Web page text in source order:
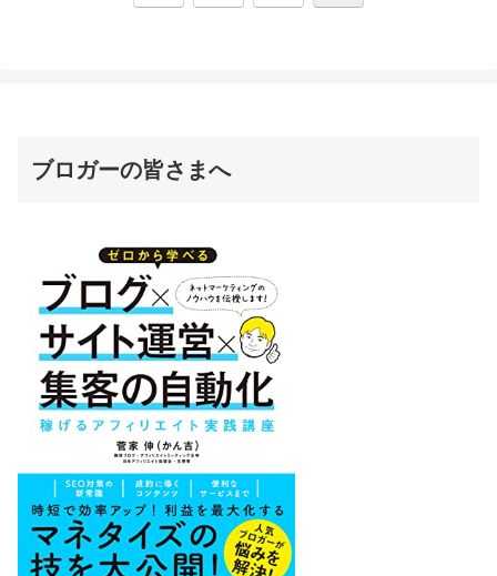
ブロガーの皆さまへ